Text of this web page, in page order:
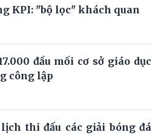
KPI: "bộ lọc" khách quan
đầu mối cơ sở giáo dục
công lập
thi đấu các giải bóng đá